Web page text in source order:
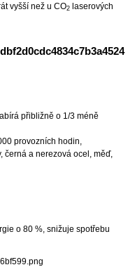
vyšší než u CO2 laserových
přibližně o 1/3 méně
provozních hodin,
černá a nerezová ocel, měď,
o 80 %, snižuje spotřebu